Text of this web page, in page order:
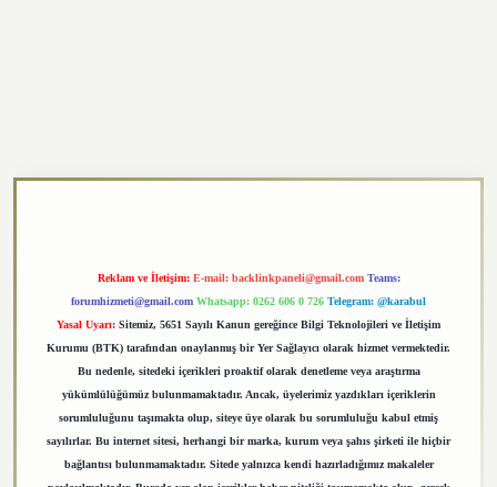
Reklam ve İletişim: E-mail: backlinkpaneli@gmail.com Teams:
forumhizmeti@gmail.com Whatsapp: 0262 606 0 726 Telegram: @karabul
Yasal Uyarı: Sitemiz, 5651 Sayılı Kanun gereğince Bilgi Teknolojileri ve İletişim
Kurumu (BTK) tarafından onaylanmış bir Yer Sağlayıcı olarak hizmet vermektedir.
Bu nedenle, sitedeki içerikleri proaktif olarak denetleme veya araştırma
yükümlülüğümüz bulunmamaktadır. Ancak, üyelerimiz yazdıkları içeriklerin
sorumluluğunu taşımakta olup, siteye üye olarak bu sorumluluğu kabul etmiş
sayılırlar. Bu internet sitesi, herhangi bir marka, kurum veya şahıs şirketi ile hiçbir
bağlantısı bulunmamaktadır. Sitede yalnızca kendi hazırladığımız makaleler